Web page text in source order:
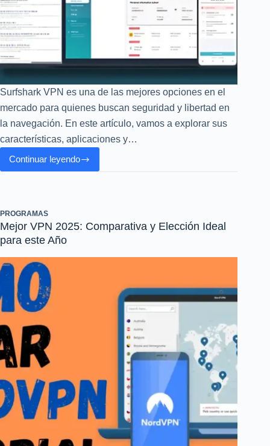
Surfshark VPN es una de las mejores opciones en el
mercado para quienes buscan seguridad y libertad en
la navegación. En este artículo, vamos a explorar sus
características, aplicaciones y…
Continuar leyendo
Surfshark
Profesional
y
Paso
a
Paso
PROGRAMAS
Mejor VPN 2025: Comparativa y Elección Ideal
para este Año